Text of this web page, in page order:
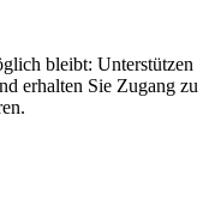
bleibt: Unterstützen
erhalten Sie Zugang zu